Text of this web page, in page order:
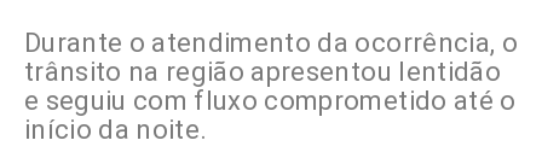
Durante o atendimento da ocorrência, o
trânsito na região apresentou lentidão
e seguiu com fluxo comprometido até o
início da noite.